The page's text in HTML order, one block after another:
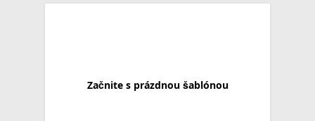
Začnite s prázdnou šablónou